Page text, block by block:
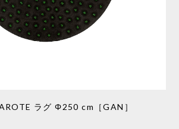
ラグ Φ250 cm［GAN］